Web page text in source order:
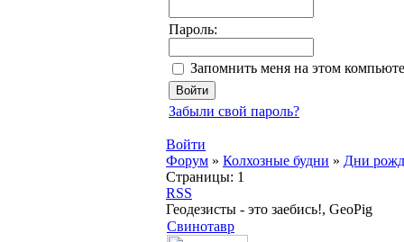
Пароль:
Запомнить меня на этом
Забыли свой пароль?
Войти
Форум » Колхозные будни » Дни
Страницы: 1
RSS
Геодезисты - это заебись!, GeoPig
Свинотавр